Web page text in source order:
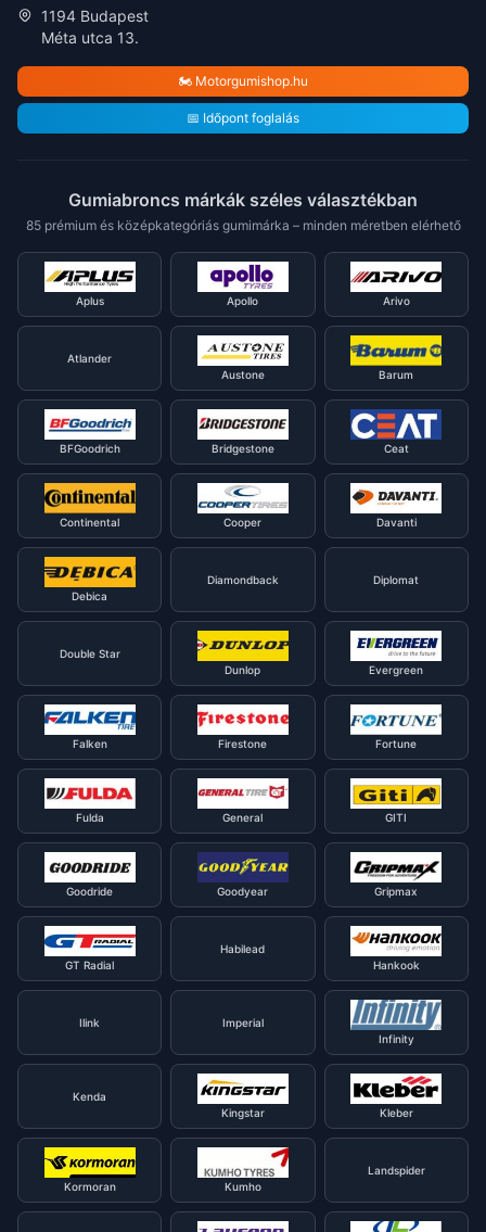
1194 Budapest
Méta utca 13.
🏍️ Motorgumishop.hu
📅 Időpont foglalás
Gumiabroncs márkák széles választékban
85 prémium és középkategóriás gumimárka – minden méretben elérhető
Aplus Apollo Arivo
Atlander
Austone
Barum
BFGoodrich Bridgestone Ceat
Continental Cooper Davanti
Debica
Diamondback Diplomat
Double Star
Dunlop
Evergreen
Falken Firestone Fortune
Fulda General GITI
Goodride Goodyear Gripmax
GT Radial
Habilead
Hankook
Ilink
Imperial
Infinity
Kenda
Kingstar
Kleber
Kormoran Kumho
Landspider